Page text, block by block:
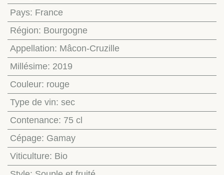
Pays: France
Région: Bourgogne
Appellation: Mâcon-Cruzille
Millésime: 2019
Couleur: rouge
Type de vin: sec
Contenance: 75 cl
Cépage: Gamay
Viticulture: Bio